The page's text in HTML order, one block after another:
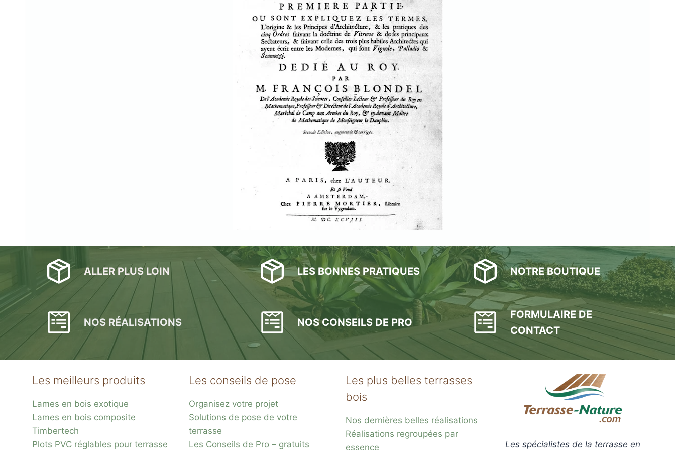
ALLER PLUS LOIN
NOS RÉALISATIONS
LES BONNES PRATIQUES
NOS CONSEILS DE PRO
NOTRE BOUTIQUE
FORMULAIRE DE
CONTACT
Les meilleurs produits
Lames en bois exotique
Lames en bois composite
Timbertech
Plots PVC réglables pour terrasse
Les conseils de pose
Organisez votre projet
Solutions de pose de votre
terrasse
Les Conseils de Pro – gratuits
Les plus belles terrasses
bois
Nos dernières belles réalisations
Réalisations regroupées par
essence
Les spécialistes de la terrasse en